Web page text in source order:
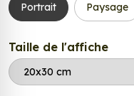
Portrait Paysage
Taille de l'affiche